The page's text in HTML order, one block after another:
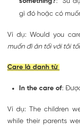
gì đó hoặc có
Ví dụ: Would you
muốn đi ăn tối với tôi
Care là danh từ
In the care of:
Ví dụ: The children
while their parents